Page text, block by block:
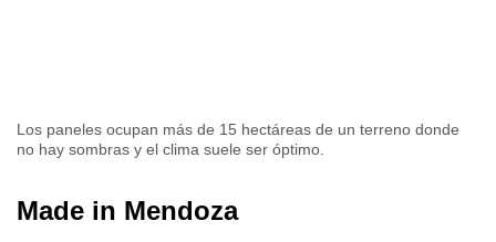
Los paneles ocupan más de 15 hectáreas de un terreno donde
no hay sombras y el clima suele ser óptimo.
Made in Mendoza